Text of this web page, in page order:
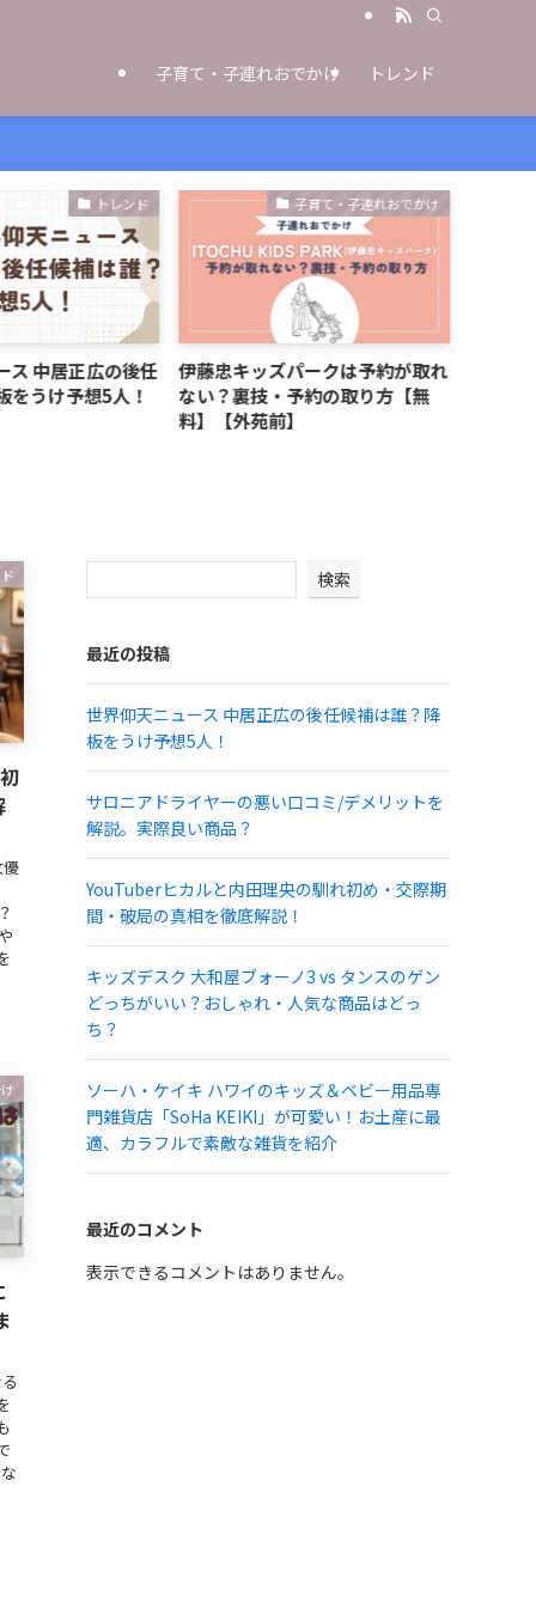
子育て・子連れおでかけ トレンド
トレンド
ス 中居正広の後任
をうけ予想5人！
子育て・子連れおでかけ
伊藤忠キッズパークは予約が取れ
ない？裏技・予約の取り方【無
料】【外苑前】
優
検索
最近の投稿
世界仰天ニュース 中居正広の後任候補は誰？降
板をうけ予想5人！
サロニアドライヤーの悪い口コミ/デメリットを
解説。実際良い商品？
YouTuberヒカルと内田理央の馴れ初め・交際期
間・破局の真相を徹底解説！
キッズデスク 大和屋ブォーノ3 vs タンスのゲン
どっちがいい？おしゃれ・人気な商品はどっ
ち？
ソーハ・ケイキ ハワイのキッズ＆ベビー用品専
門雑貨店「SoHa KEIKI」が可愛い！お土産に最
適、カラフルで素敵な雑貨を紹介
最近のコメント
表示できるコメントはありません。